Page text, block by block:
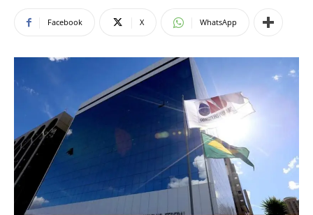
Facebook X WhatsApp